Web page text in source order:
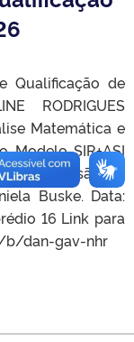
Qualificação de
RODRIGUES
Matemática e
Modelo SIR+ASI
Transmissão da
Buske. Data:
16 Link para
b/dan-gav-nhr